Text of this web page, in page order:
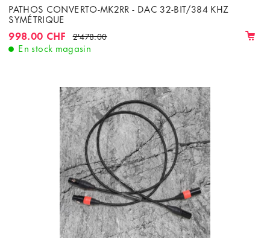
PATHOS CONVERTO-MK2RR - DAC 32-BIT/384 KHZ
SYMÉTRIQUE
998.00 CHF 2'478.00
En stock magasin